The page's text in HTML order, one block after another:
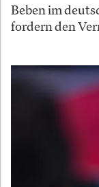
Beben im
fordern den